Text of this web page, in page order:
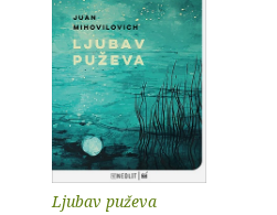
Ljubav puževa